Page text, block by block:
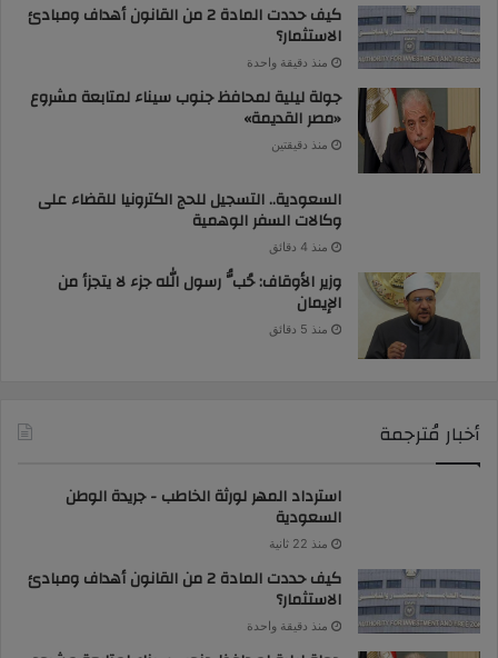
كيف حددت المادة 2 من القانون أهداف ومبادئ
الاستثمار؟
منذ دقيقة واحدة
جولة ليلية لمحافظ جنوب سيناء لمتابعة مشروع
«مصر القديمة»
منذ دقيقتين
السعودية.. التسجيل للحج الكترونيا للقضاء على
وكالات السفر الوهمية
منذ 4 دقائق
وزير الأوقاف: حُبُّ رسول الله جزء لا يتجزأ من
الإيمان
منذ 5 دقائق
أخبار مُترجمة
استرداد المهر لورثة الخاطب - جريدة الوطن
السعودية
منذ 22 ثانية
كيف حددت المادة 2 من القانون أهداف ومبادئ
الاستثمار؟
منذ دقيقة واحدة